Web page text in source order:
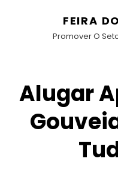
FEIRA
Promover O
Alugar